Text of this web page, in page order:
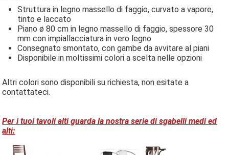
Struttura in legno massello di faggio, curvato a vapore,
tinto e laccato
Piano ø 80 cm in legno massello di faggio, spessore 30
mm con impiallacciatura in vero legno
Consegnato smontato, con gambe da avvitare al piani
Disponibile in moltissimi colori a scelta nelle opzioni
Altri colori sono disponibili su richiesta, non esitate a
contattateci.
Per i tuoi tavoli alti guarda la nostra serie di sgabelli medi ed
alti: